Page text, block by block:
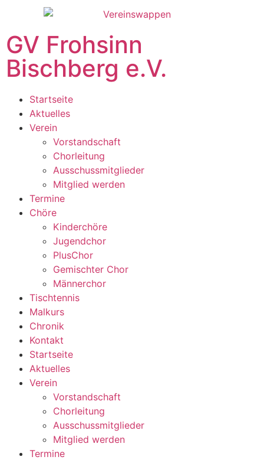
GV Frohsinn
Bischberg e.V.
Startseite
Aktuelles
Verein
Vorstandschaft
Chorleitung
Ausschussmitglieder
Mitglied werden
Termine
Chöre
Kinderchöre
Jugendchor
PlusChor
Gemischter Chor
Männerchor
Tischtennis
Malkurs
Chronik
Kontakt
Startseite
Aktuelles
Verein
Vorstandschaft
Chorleitung
Ausschussmitglieder
Mitglied werden
Termine